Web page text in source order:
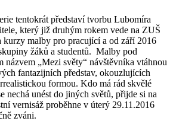
tentokrát představí tvorbu Lubomíra
který již druhým rokem vede na ZUŠ
kurzy malby pro pracující a od září 2016
žáků a studentů. Malby pod
názvem „Mezi světy“ návštěvníka vtáhnou
fantazijních představ, okouzlujících
formou. Kdo má rád skvělé
nechá unést do jiných světů, přijde si na
vernisáž proběhne v úterý 29.11.2016
zváni.